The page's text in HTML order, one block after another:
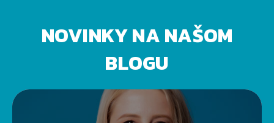
NOVINKY NA NAŠOM
BLOGU